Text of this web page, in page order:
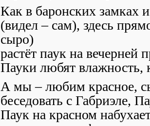
Как в баронских замках
(видел – сам), здесь
сыро)
растёт паук на вечерней
Пауки любят
А мы – любим красное,
беседовать с Габриэле,
Паук на красном